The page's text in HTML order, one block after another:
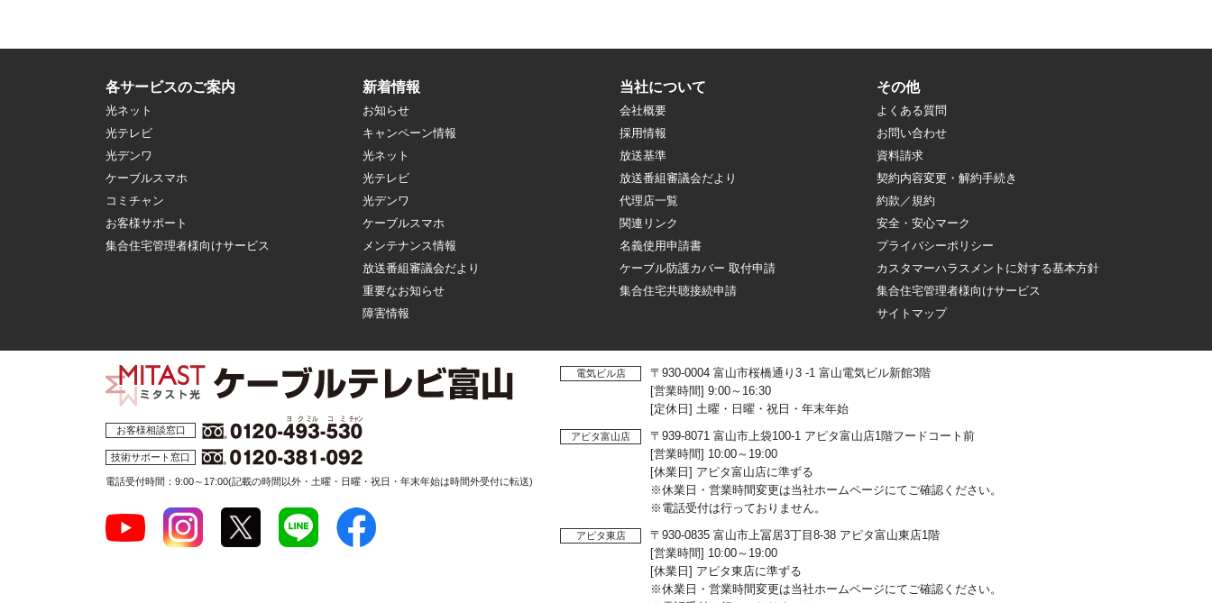
各サービスのご案内
光ネット
光テレビ
光デンワ
ケーブルスマホ
コミチャン
お客様サポート
集合住宅管理者様向けサービス
新着情報
お知らせ
キャンペーン情報
光ネット
光テレビ
光デンワ
ケーブルスマホ
メンテナンス情報
放送番組審議会だより
重要なお知らせ
障害情報
当社について
会社概要
採用情報
放送基準
放送番組審議会だより
代理店一覧
関連リンク
名義使用申請書
ケーブル防護カバー 取付申請
集合住宅共聴接続申請
その他
よくある質問
お問い合わせ
資料請求
契約内容変更・解約手続き
約款／規約
安全・安心マーク
プライバシーポリシー
カスタマーハラスメントに対する基本方針
集合住宅管理者様向けサービス
サイトマップ
お客様相談窓口
技術サポート窓口
電話受付時間：9:00～17:00(記載の時間以外・土曜・日曜・祝日・年末年始は時間外受付に転送)
電気ビル店
〒930-0004 富山市桜橋通り3 -1 富山電気ビル新館3階
[営業時間] 9:00～16:30
[定休日] 土曜・日曜・祝日・年末年始
アピタ富山店
〒939-8071 富山市上袋100-1 アピタ富山店1階フードコート前
[営業時間] 10:00～19:00
[休業日] アピタ富山店に準ずる
※休業日・営業時間変更は当社ホームページにてご確認ください。
※電話受付は行っておりません。
アピタ東店
〒930-0835 富山市上冨居3丁目8-38 アピタ富山東店1階
[営業時間] 10:00～19:00
[休業日] アピタ東店に準ずる
※休業日・営業時間変更は当社ホームページにてご確認ください。